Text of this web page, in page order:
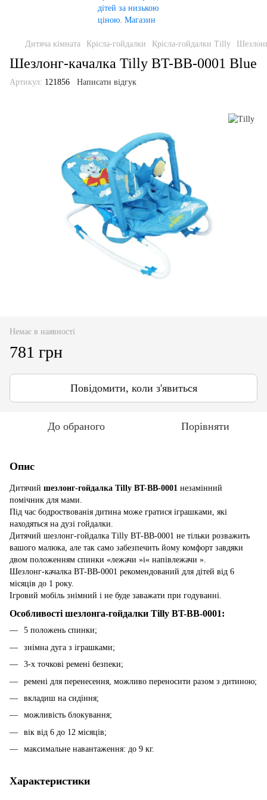
Дитяча кімната Крісла-гойдалки Крісла-гойдалки Tilly
Шезлонг-качалка Tilly BT-BB-0001 Blue
Артикул: 121856 Написати відгук
Немає в наявності
781 грн
Повідомити, коли з'явиться
До обраного Порівняти
Опис
Дитячий шезлонг-гойдалка Tilly BT-BB-0001 незамінний
помічник для мами.
Під час бодроствованія дитина може гратися іграшками, які
находяться на дузі гойдалки.
Дитячий шезлонг-гойдалка Tilly BT-BB-0001 не тільки розважить
вашого малюка, але так само забезпечить йому комфорт завдяки
двом положенням спинки «лежачи »і« напівлежачи ».
Шезлонг-качалка BT-BB-0001 рекомендований для дітей від 6
місяців до 1 року.
Ігровий мобіль знімний і не буде заважати при годуванні.
Особливості шезлонга-гойдалки Tilly BT-BB-0001:
5 положень спинки;
знімна дуга з іграшками;
3-х точкові ремені безпеки;
ремені для перенесення, можливо переносити разом з дитиною;
вкладиш на сидіння;
можливість блокування;
вік від 6 до 12 місяців;
максимальне навантаження: до 9 кг.
Характеристики